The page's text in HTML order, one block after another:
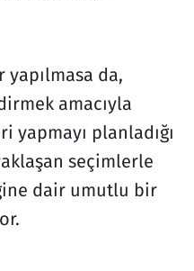
yapılmasa da,
amacıyla
planladığı
seçimlerle
dair umutlu bir